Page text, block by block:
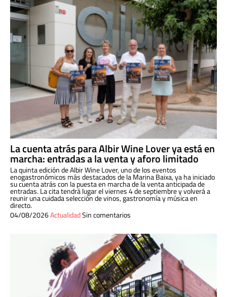
La cuenta atrás para Albir Wine Lover ya está en
marcha: entradas a la venta y aforo limitado
La quinta edición de Albir Wine Lover, uno de los eventos
enogastronómicos más destacados de la Marina Baixa, ya ha iniciado
su cuenta atrás con la puesta en marcha de la venta anticipada de
entradas. La cita tendrá lugar el viernes 4 de septiembre y volverá a
reunir una cuidada selección de vinos, gastronomía y música en
directo.
04/08/2026ActualidadSin comentarios